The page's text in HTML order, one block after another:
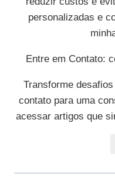
personalizadas e
Entre em Contato:
Transforme
contato para uma
acessar artigos que